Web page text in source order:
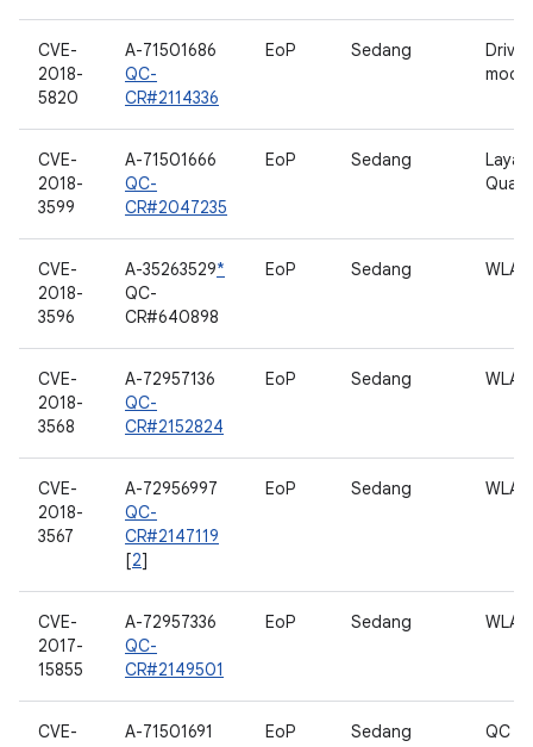
CVE-
2018-
5820
A-71501686
QC-
CR#2114336
EoP Sedang
Driver
CVE-
2018-
3599
A-71501666
QC-
CR#2047235
EoP Sedang
CVE-
2018-
3596
A-35263529*
QC-
CR#640898
EoP Sedang WLAN
CVE-
2018-
3568
A-72957136
QC-
CR#2152824
EoP Sedang WLAN
CVE-
2018-
3567
A-72956997
QC-
CR#2147119
[2]
EoP Sedang WLAN
CVE-
2017-
15855
A-72957336
QC-
CR#2149501
EoP Sedang WLAN
CVE-
A-71501691
EoP Sedang QC